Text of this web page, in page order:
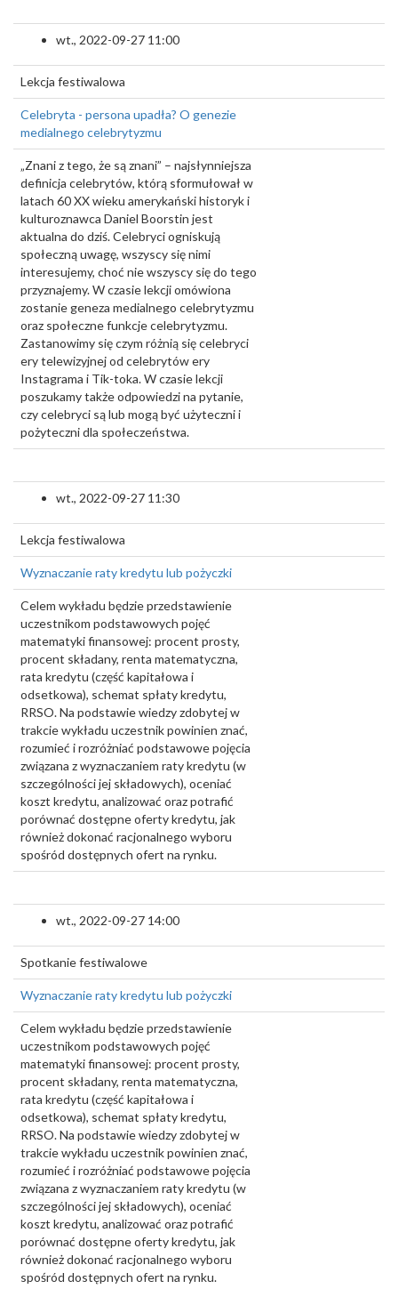
wt., 2022-09-27 11:00
Lekcja festiwalowa
Celebryta - persona upadła? O genezie
medialnego celebrytyzmu
„Znani z tego, że są znani” – najsłynniejsza
definicja celebrytów, którą sformułował w
latach 60 XX wieku amerykański historyk i
kulturoznawca Daniel Boorstin jest
aktualna do dziś. Celebryci ogniskują
społeczną uwagę, wszyscy się nimi
interesujemy, choć nie wszyscy się do tego
przyznajemy. W czasie lekcji omówiona
zostanie geneza medialnego celebrytyzmu
oraz społeczne funkcje celebrytyzmu.
Zastanowimy się czym różnią się celebryci
ery telewizyjnej od celebrytów ery
Instagrama i Tik-toka. W czasie lekcji
poszukamy także odpowiedzi na pytanie,
czy celebryci są lub mogą być użyteczni i
pożyteczni dla społeczeństwa.
wt., 2022-09-27 11:30
Lekcja festiwalowa
Wyznaczanie raty kredytu lub pożyczki
Celem wykładu będzie przedstawienie
uczestnikom podstawowych pojęć
matematyki finansowej: procent prosty,
procent składany, renta matematyczna,
rata kredytu (część kapitałowa i
odsetkowa), schemat spłaty kredytu,
RRSO. Na podstawie wiedzy zdobytej w
trakcie wykładu uczestnik powinien znać,
rozumieć i rozróżniać podstawowe pojęcia
związana z wyznaczaniem raty kredytu (w
szczególności jej składowych), oceniać
koszt kredytu, analizować oraz potrafić
porównać dostępne oferty kredytu, jak
również dokonać racjonalnego wyboru
spośród dostępnych ofert na rynku.
wt., 2022-09-27 14:00
Spotkanie festiwalowe
Wyznaczanie raty kredytu lub pożyczki
Celem wykładu będzie przedstawienie
uczestnikom podstawowych pojęć
matematyki finansowej: procent prosty,
procent składany, renta matematyczna,
rata kredytu (część kapitałowa i
odsetkowa), schemat spłaty kredytu,
RRSO. Na podstawie wiedzy zdobytej w
trakcie wykładu uczestnik powinien znać,
rozumieć i rozróżniać podstawowe pojęcia
związana z wyznaczaniem raty kredytu (w
szczególności jej składowych), oceniać
koszt kredytu, analizować oraz potrafić
porównać dostępne oferty kredytu, jak
również dokonać racjonalnego wyboru
spośród dostępnych ofert na rynku.